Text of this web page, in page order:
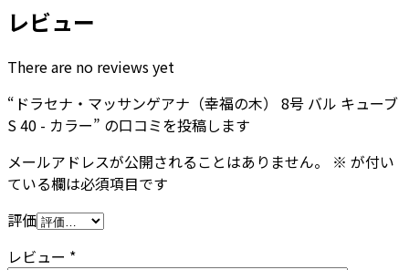
レビュー
There are no reviews yet
“ドラセナ・マッサンゲアナ（幸福の木） 8号 バル キューブ
S 40 - カラー” の口コミを投稿します
メールアドレスが公開されることはありません。
※ が付い
ている欄は必須項目です
評価
レビュー *